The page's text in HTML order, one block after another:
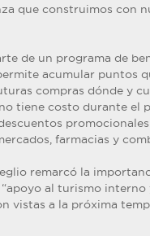
que construimos con
de un programa de
acumular puntos
compras dónde y
tiene costo durante el
promocionales
farmacias y
remarcó la
al turismo interno
vistas a la próxima